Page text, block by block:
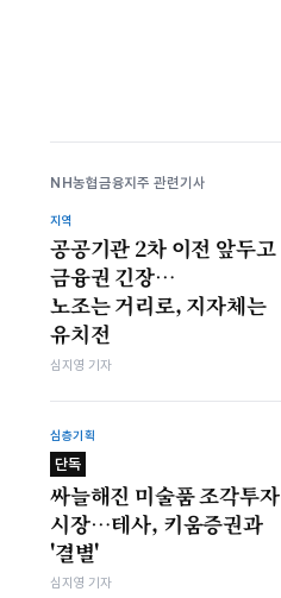
NH농협금융지주 관련기사
지역
공공기관 2차 이전 앞두고
금융권 긴장…
노조는 거리로, 지자체는
유치전
심지영 기자
심층기획
단독
싸늘해진 미술품 조각투자
시장…테사, 키움증권과
'결별'
심지영 기자